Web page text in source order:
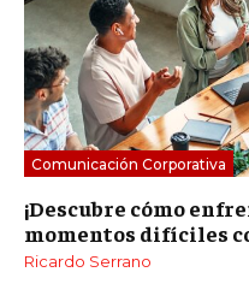
Comunicación Corporativa
¡Descubre cómo
momentos difíciles
Ricardo Serrano